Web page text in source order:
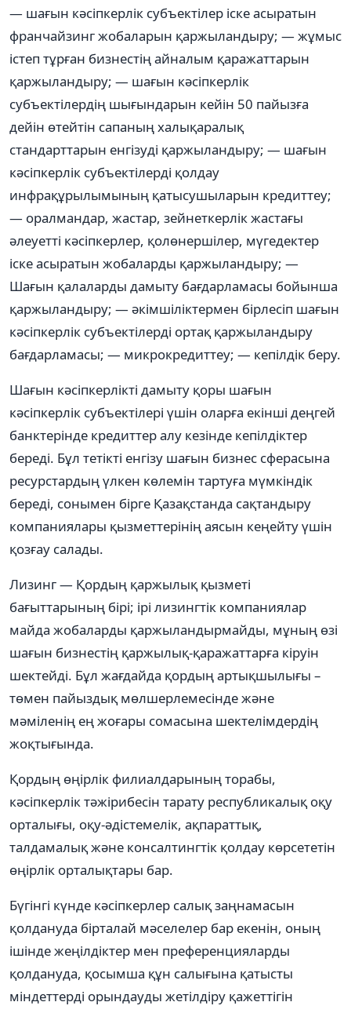
— шағын кəсіпкерлік субъектілер іске асыратын
франчайзинг жобаларын қаржыландыру; — жұмыс
істеп тұрған бизнестің айналым қаражаттарын
қаржыландыру; — шағын кəсіпкерлік
субъектілердің шығындарын кейін 50 пайызға
дейін өтейтін сапаның халықаралық
стандарттарын енгізуді қаржыландыру; — шағын
кəсіпкерлік субъектілерді қолдау
инфрақұрылымының қатысушыларын кредиттеу;
— оралмандар, жастар, зейнеткерлік жастағы
əлеуетті кəсіпкерлер, қолөнершілер, мүгедектер
іске асыратын жобаларды қаржыландыру; —
Шағын қалаларды дамыту бағдарламасы бойынша
қаржыландыру; — əкімшіліктермен бірлесіп шағын
кəсіпкерлік субъектілерді ортақ қаржыландыру
бағдарламасы; — микрокредиттеу; — кепілдік беру.
Шағын кəсіпкерлікті дамыту қоры шағын
кəсіпкерлік субъектілері үшін оларға екінші деңгей
банктерінде кредиттер алу кезінде кепілдіктер
береді. Бұл тетікті енгізу шағын бизнес сферасына
ресурстардың үлкен көлемін тартуға мүмкіндік
береді, сонымен бірге Қазақстанда сақтандыру
компаниялары қызметтерінің аясын кеңейту үшін
қозғау салады.
Лизинг — Қордың қаржылық қызметі
бағыттарының бірі; ірі лизингтік компаниялар
майда жобаларды қаржыландырмайды, мұның өзі
шағын бизнестің қаржылық-қаражаттарға кіруін
шектейді. Бұл жағдайда қордың артықшылығы –
төмен пайыздық мөлшерлемесінде жəне
мəміленің ең жоғары сомасына шектелімдердің
жоқтығында.
Қордың өңірлік филиалдарының торабы,
кəсіпкерлік тəжірибесін тарату республикалық оқу
орталығы, оқу-əдістемелік, ақпараттық,
талдамалық жəне консалтингтік қолдау көрсететін
өңірлік орталықтары бар.
Бүгінгі күнде кəсіпкерлер салық заңнамасын
қолдануда бірталай мəселелер бар екенін, оның
ішінде жеңілдіктер мен преференцияларды
қолдануда, қосымша құн салығына қатысты
міндеттерді орындауды жетілдіру қажеттігін